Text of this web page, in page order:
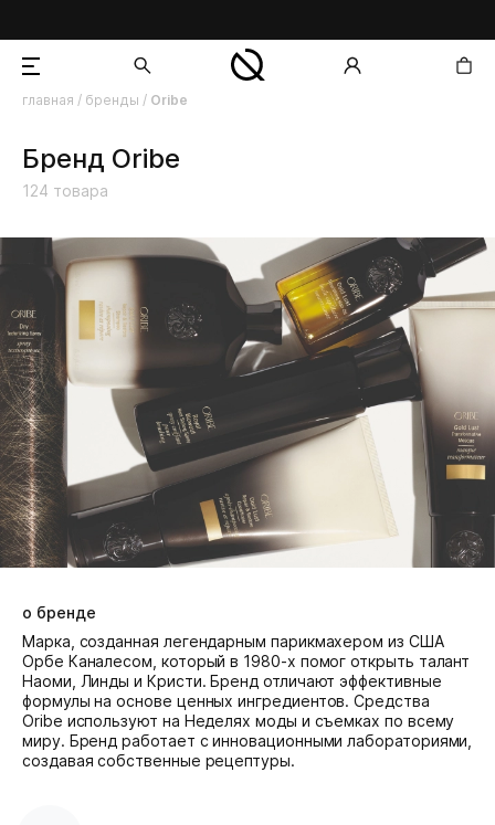
главная / бренды / Oribe
Бренд Oribe
124 товара
о бренде
Марка, созданная легендарным парикмахером из США
Орбе Каналесом, который в 1980-х помог открыть талант
Наоми, Линды и Кристи. Бренд отличают эффективные
формулы на основе ценных ингредиентов. Средства
Oribe используют на Неделях моды и съемках по всему
миру. Бренд работает с инновационными лабораториями,
создавая собственные рецептуры.